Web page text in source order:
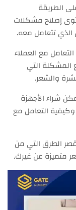
الطريقة
إصلاح مشكلات
تتعامل معه.
مع العملاء
التي
والشعر.
شراء الأجهزة
التعامل مع
الطرق التي من
متميزة عن غيرك.